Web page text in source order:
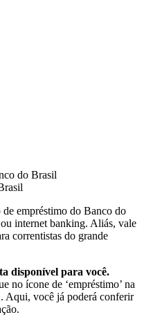
empréstimo do Banco do
internet banking. Aliás, vale
correntistas do grande
disponível para você.
no ícone de ‘empréstimo’ na
Aqui, você já poderá conferir